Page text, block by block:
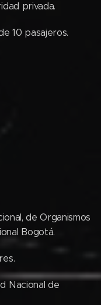
privada.
10 pasajeros.
de Organismos
Bogotá.
Nacional de